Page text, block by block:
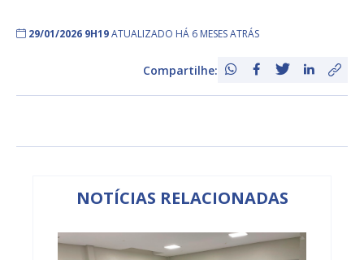
29/01/2026 9H19ATUALIZADO HÁ 6 MESES ATRÁS
Compartilhe:
NOTÍCIAS RELACIONADAS